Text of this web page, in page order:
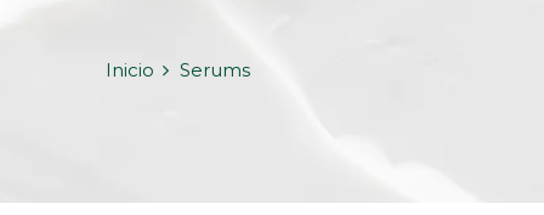
Inicio Serums